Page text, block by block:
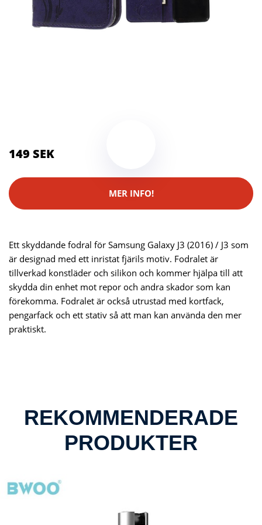
149 SEK
MER INFO!
Ett skyddande fodral för Samsung Galaxy J3 (2016) / J3 som
är designad med ett inristat fjärils motiv. Fodralet är
tillverkad konstläder och silikon och kommer hjälpa till att
skydda din enhet mot repor och andra skador som kan
förekomma. Fodralet är också utrustad med kortfack,
pengarfack och ett stativ så att man kan använda den mer
praktiskt.
REKOMMENDERADE
PRODUKTER